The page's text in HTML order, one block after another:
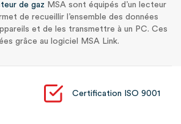
de gaz MSA sont équipés d’un lecteur
de recueillir l’ensemble des données
et de les transmettre à un PC. Ces
grâce au logiciel MSA Link.
Certification ISO 9001